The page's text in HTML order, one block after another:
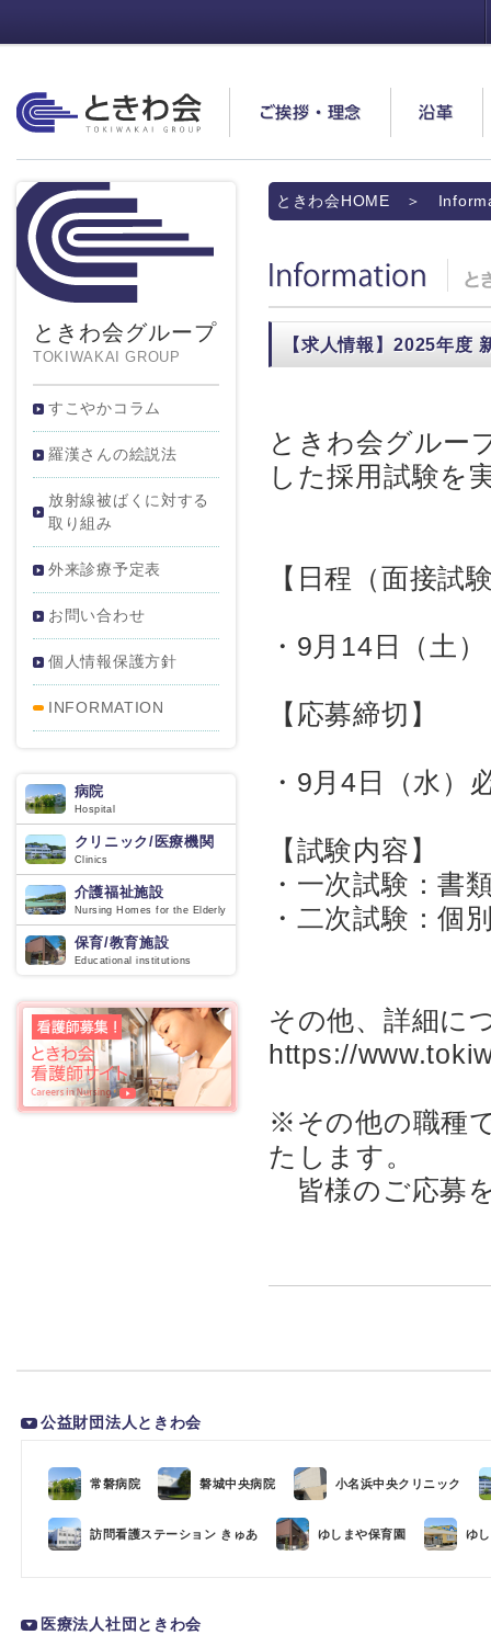
ご挨拶・理念 沿革
ときわ会HOME ＞
Information
【求人情報】2025年度
ときわ会グルー
した採用試験を
【日程（面接試
・9月14日（土）
【応募締切】
・9月4日（水）
【試験内容】
・一次試験：書
・二次試験：個
その他、詳細に
https://
※その他の職種
たします。
皆様のご応募
ときわ会グループ
TOKIWAKAI GROUP
すこやかコラム
羅漢さんの絵説法
放射線被ばくに対する
取り組み
外来診療予定表
お問い合わせ
個人情報保護方針
INFORMATION
病院
Hospital
クリニック/医療機関
Clinics
介護福祉施設
Nursing Homes for the Elderly
保育/教育施設
Educational institutions
公益財団法人ときわ会
常磐病院 磐城中央病院 小名浜中央クリニック
訪問看護ステーション きゅあ ゆしまや保育園 ゆ
医療法人社団ときわ会